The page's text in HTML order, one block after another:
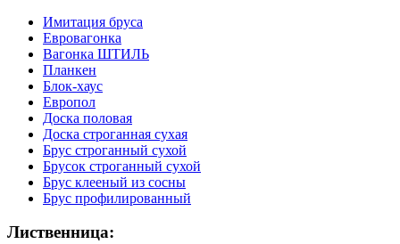
Имитация бруса
Евровагонка
Вагонка ШТИЛЬ
Планкен
Блок-хаус
Европол
Доска половая
Доска строганная сухая
Брус строганный сухой
Брусок строганный сухой
Брус клееный из сосны
Брус профилированный
Лиственница: